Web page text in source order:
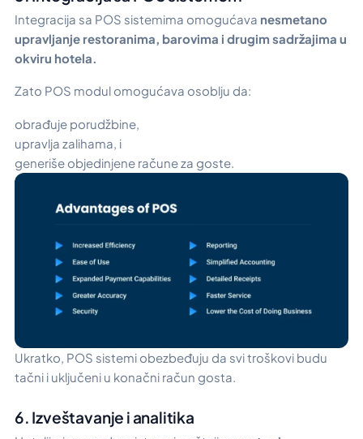
Integracija sa POS sistemima omogućava nesmetano
upravljanje restoranima, barovima i drugim sadržajima u
okviru hotela.
Zato POS modul omogućava osoblju da:
obrađuje porudžbine,
upravlja zalihama, i
generiše objedinjene račune za goste.
Ukratko, POS sistemi obezbeđuju da svi troškovi budu
tačni i uključeni u konačni račun gosta.
6. Izveštavanje i analitika